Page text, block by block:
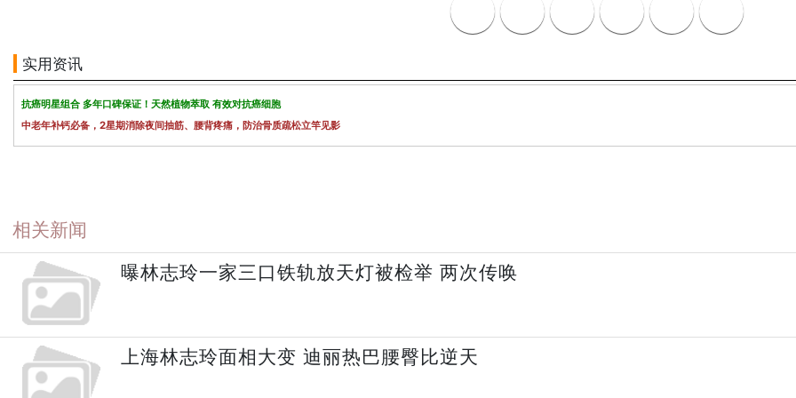
实用资讯
抗癌明星组合 多年口碑保证！天然植物萃取 有效对抗癌细胞
中老年补钙必备，2星期消除夜间抽筋、腰背疼痛，防治骨质疏松立竿见影
相关新闻
曝林志玲一家三口铁轨放天灯被检举 两次传唤
上海林志玲面相大变 迪丽热巴腰臀比逆天